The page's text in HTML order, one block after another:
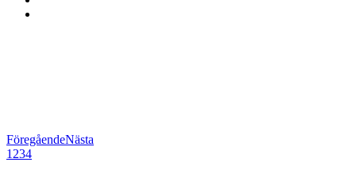
FöregåendeNästa
1 234